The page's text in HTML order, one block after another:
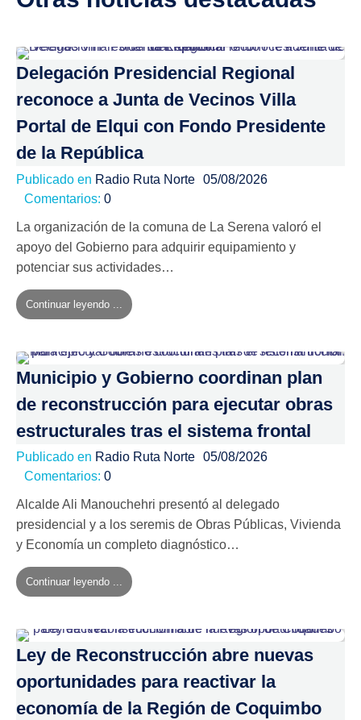
Delegación Presidencial Regional
reconoce a Junta de Vecinos Villa
Portal de Elqui con Fondo Presidente
de la República
Publicado en Radio Ruta Norte 05/08/2026
Comentarios: 0
La organización de la comuna de La Serena valoró el
apoyo del Gobierno para adquirir equipamiento y
potenciar sus actividades…
Continuar leyendo ...
Municipio y Gobierno coordinan plan
de reconstrucción para ejecutar obras
estructurales tras el sistema frontal
Publicado en Radio Ruta Norte 05/08/2026
Comentarios: 0
Alcalde Ali Manouchehri presentó al delegado
presidencial y a los seremis de Obras Públicas, Vivienda
y Economía un completo diagnóstico…
Continuar leyendo ...
Ley de Reconstrucción abre nuevas
oportunidades para reactivar la
economía de la Región de Coquimbo